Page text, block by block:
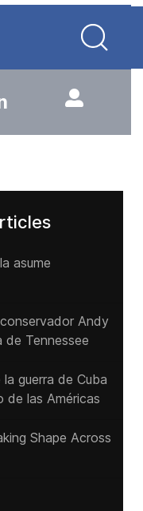
asume
Andy
de Tennessee
guerra de Cuba
las Américas
Shape Across